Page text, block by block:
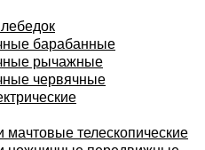
барабанные
рычажные
червячные
телескопические